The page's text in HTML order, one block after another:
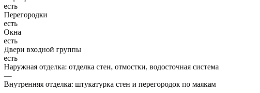
есть
Перегородки
есть
Окна
есть
Двери входной группы
есть
Наружная отделка: отделка стен, отмостки, водосточная система
—
Внутренняя отделка: штукатурка стен и перегородок по маякам